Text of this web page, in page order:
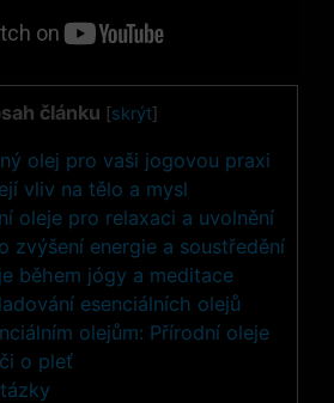
článku [skrýt]
olej pro vaši jogovou praxi
vliv na tělo a mysl
oleje pro relaxaci a uvolnění
zvýšení energie a soustředění
během jógy a meditace
esenciálních olejů
olejům: Přírodní oleje
o pleť